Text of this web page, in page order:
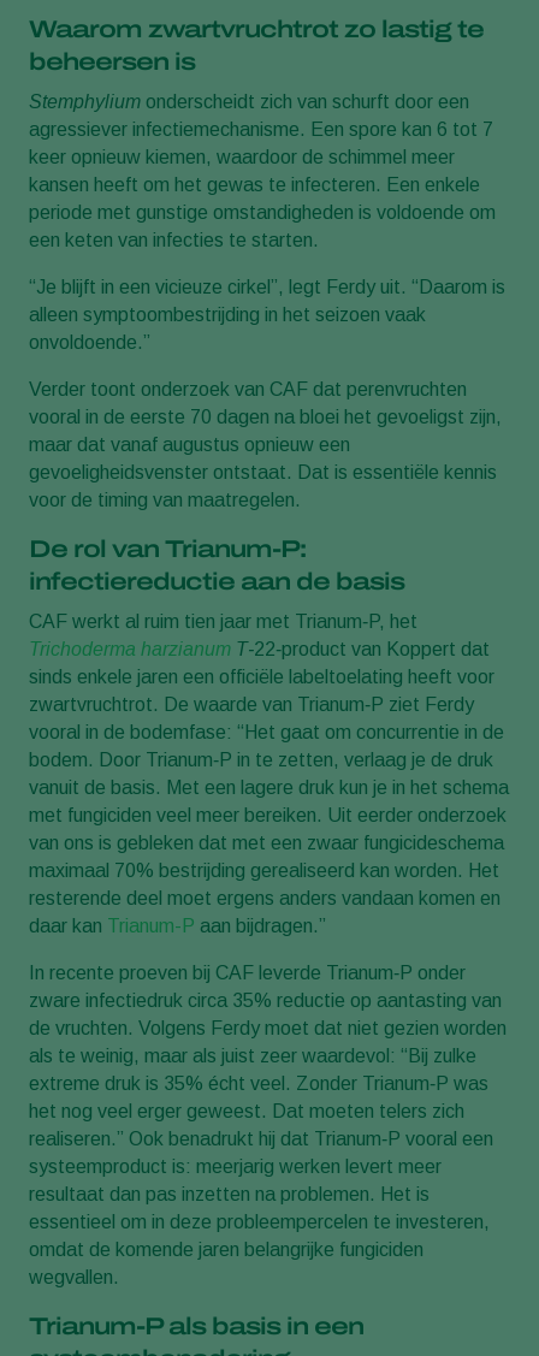
Waarom zwartvruchtrot zo lastig te
beheersen is
Stemphylium onderscheidt zich van schurft door een
agressiever infectiemechanisme. Een spore kan 6 tot 7
keer opnieuw kiemen, waardoor de schimmel meer
kansen heeft om het gewas te infecteren. Een enkele
periode met gunstige omstandigheden is voldoende om
een keten van infecties te starten.
“Je blijft in een vicieuze cirkel”, legt Ferdy uit. “Daarom is
alleen symptoombestrijding in het seizoen vaak
onvoldoende.”
Verder toont onderzoek van CAF dat perenvruchten
vooral in de eerste 70 dagen na bloei het gevoeligst zijn,
maar dat vanaf augustus opnieuw een
gevoeligheidsvenster ontstaat. Dat is essentiële kennis
voor de timing van maatregelen.
De rol van Trianum‑P:
infectiereductie aan de basis
CAF werkt al ruim tien jaar met Trianum‑P, het
Trichoderma harzianum T‑22‑product van Koppert dat
sinds enkele jaren een officiële labeltoelating heeft voor
zwartvruchtrot. De waarde van Trianum‑P ziet Ferdy
vooral in de bodemfase: “Het gaat om concurrentie in de
bodem. Door Trianum‑P in te zetten, verlaag je de druk
vanuit de basis. Met een lagere druk kun je in het schema
met fungiciden veel meer bereiken. Uit eerder onderzoek
van ons is gebleken dat met een zwaar fungicideschema
maximaal 70% bestrijding gerealiseerd kan worden. Het
resterende deel moet ergens anders vandaan komen en
daar kan Trianum-P aan bijdragen.”
In recente proeven bij CAF leverde Trianum‑P onder
zware infectiedruk circa 35% reductie op aantasting van
de vruchten. Volgens Ferdy moet dat niet gezien worden
als te weinig, maar als juist zeer waardevol: “Bij zulke
extreme druk is 35% écht veel. Zonder Trianum‑P was
het nog veel erger geweest. Dat moeten telers zich
realiseren.” Ook benadrukt hij dat Trianum‑P vooral een
systeemproduct is: meerjarig werken levert meer
resultaat dan pas inzetten na problemen. Het is
essentieel om in deze probleempercelen te investeren,
omdat de komende jaren belangrijke fungiciden
wegvallen.
Trianum‑P als basis in een